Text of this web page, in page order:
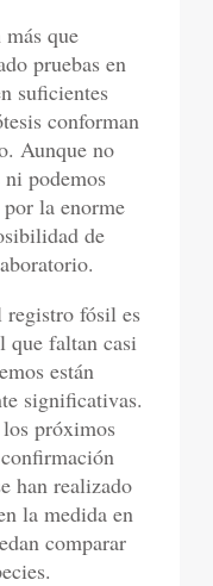
que
pruebas en
suficientes
conforman
Aunque no
podemos
la enorme
de
registro fósil es
que faltan casi
están
significativas.
próximos
han realizado
la medida en
comparar